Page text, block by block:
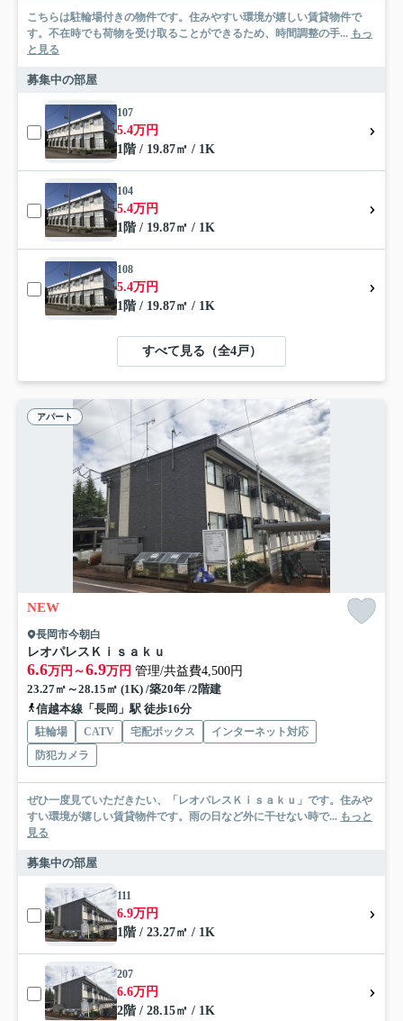
こちらは駐輪場付きの物件です。住みやすい環境が嬉しい賃貸物件で
す。不在時でも荷物を受け取ることができるため、時間調整の手... もっ
と見る
募集中の部屋
107
5.4万円
1階 / 19.87㎡ / 1K
104
5.4万円
1階 / 19.87㎡ / 1K
108
5.4万円
1階 / 19.87㎡ / 1K
すべて見る（全4戸）
アパート
NEW
長岡市今朝白
レオパレスＫｉｓａｋｕ
6.6万円～6.9万円 管理/共益費4,500円
23.27㎡～28.15㎡ (1K) /築20年 /2階建
信越本線「長岡」駅 徒歩16分
駐輪場 CATV 宅配ボックス
インターネット対応
防犯カメラ
ぜひ一度見ていただきたい、「レオパレスＫｉｓａｋｕ」です。住みや
すい環境が嬉しい賃貸物件です。雨の日など外に干せない時で... もっと
見る
募集中の部屋
111
6.9万円
1階 / 23.27㎡ / 1K
207
6.6万円
2階 / 28.15㎡ / 1K